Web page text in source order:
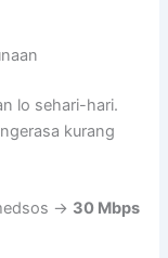
lo sehari-hari.
kurang
→ 30 Mbps